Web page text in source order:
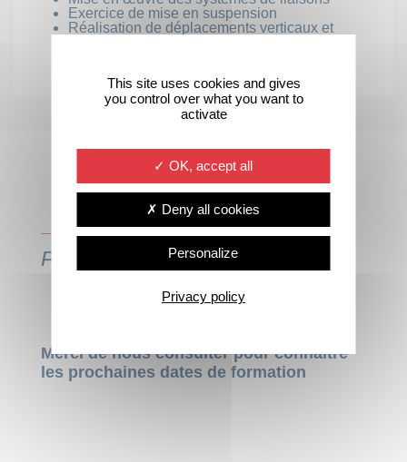
Exercice de mise en suspension
Réalisation de déplacements verticaux et
FORMATION EN
PRÉSENTIEL
Merci de nous consulter pour connaitre
les prochaines dates de formation
This site uses cookies and gives
you control over what you want to
activate
OK, accept all
Deny all cookies
Personalize
Privacy policy